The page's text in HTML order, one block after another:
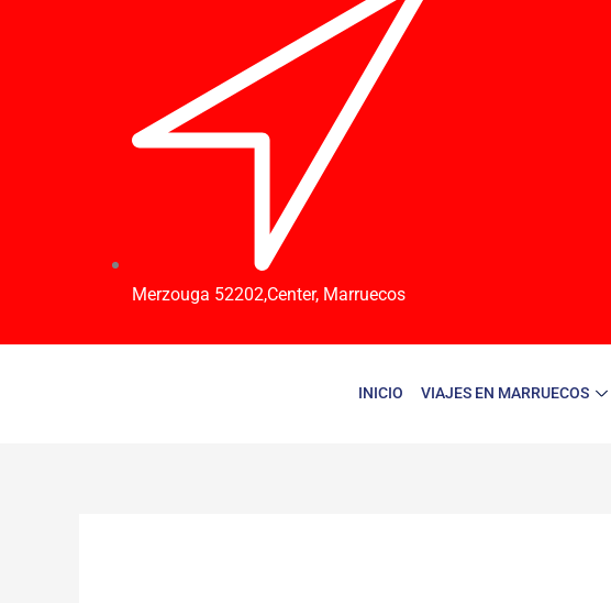
Merzouga 52202,Center, Marruecos
INICIO VIAJES EN MARRUECOS